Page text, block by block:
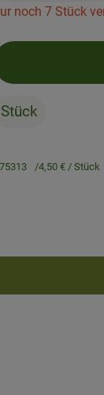
noch 7 Stück
Stück
4,50 € / Stück